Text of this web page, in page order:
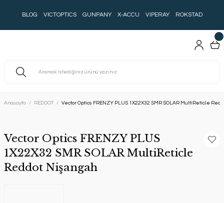
BLOG VICTOPTICS GUNPANY X-ACCU VIPERAY ROKSTAD
Anasayfa REDDOT Vector Optics FRENZY PLUS 1X22X32 SMR SOLAR MultiReticle
Vector Optics FRENZY PLUS
1X22X32 SMR SOLAR MultiReticle
Reddot Nişangah